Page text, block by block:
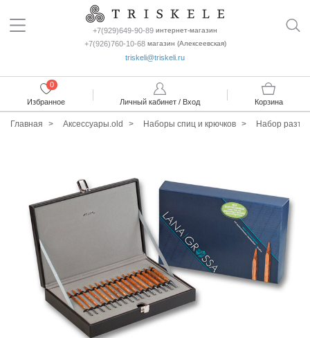
+7(929)649-90-89 интернет-магазин
+7(926)760-10-68магазин (Алексеевская)
triskeli@triskeli.ru
Избранное
0
Личный кабинет / Вход Корзина
Главная Аксессуары.old Наборы спиц и крючков Набор